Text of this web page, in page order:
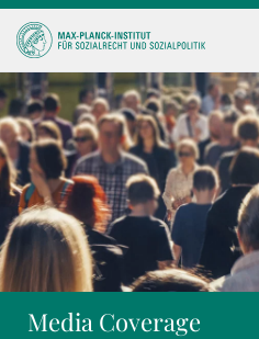
Media Coverage